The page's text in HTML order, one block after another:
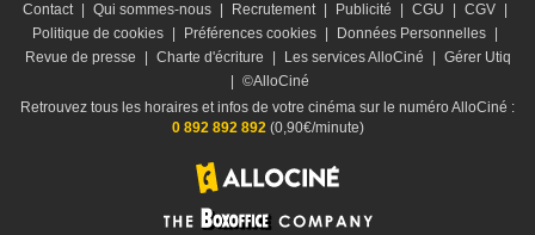
Contact Qui sommes-nous Recrutement Publicité CGU CGV
Politique de cookies
Préférences cookies Données Personnelles
Revue de presse
Charte d'écriture Les services AlloCiné
Gérer Utiq
©AlloCiné
Retrouvez tous les horaires et infos de votre cinéma sur le numéro AlloCiné :
0 892 892 892(0,90€/minute)